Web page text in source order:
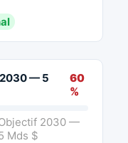
— 5
60
%
2030 —
Mds $